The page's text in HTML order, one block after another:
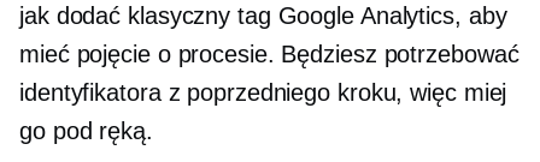
jak dodać klasyczny tag Google Analytics, aby
mieć pojęcie o procesie. Będziesz potrzebować
identyfikatora z poprzedniego kroku, więc miej
go pod ręką.